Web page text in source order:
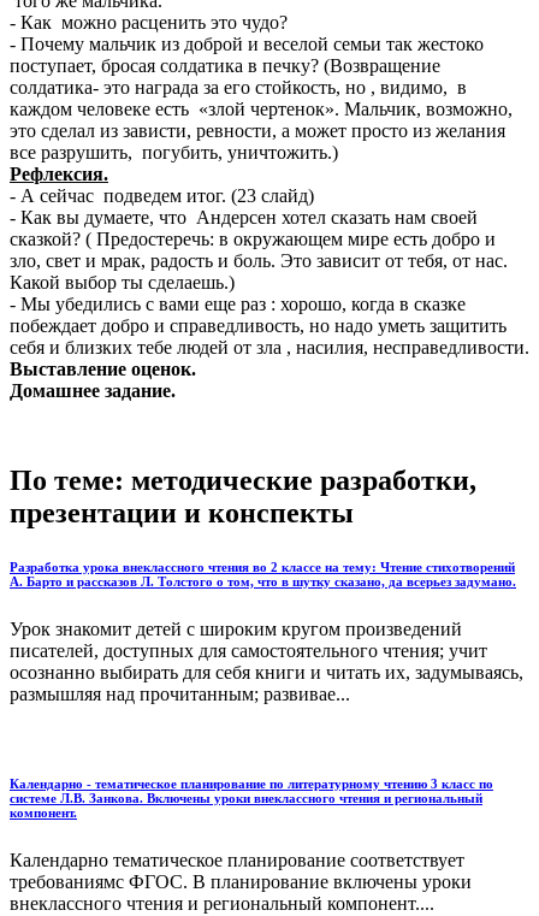
- Как можно расценить это чудо?
- Почему мальчик из доброй и веселой семьи так жестоко
поступает, бросая солдатика в печку? (Возвращение
солдатика- это награда за его стойкость, но , видимо, в
каждом человеке есть «злой чертенок». Мальчик, возможно,
это сделал из зависти, ревности, а может просто из желания
все разрушить, погубить, уничтожить.)
Рефлексия.
- А сейчас подведем итог. (23 слайд)
- Как вы думаете, что Андерсен хотел сказать нам своей
сказкой? ( Предостеречь: в окружающем мире есть добро и
зло, свет и мрак, радость и боль. Это зависит от тебя, от нас.
Какой выбор ты сделаешь.)
- Мы убедились с вами еще раз : хорошо, когда в сказке
побеждает добро и справедливость, но надо уметь защитить
себя и близких тебе людей от зла , насилия, несправедливости.
Выставление оценок.
Домашнее задание.
По теме: методические разработки,
презентации и конспекты
Разработка урока внеклассного чтения во 2 классе на тему: Чтение стихотворений
А. Барто и рассказов Л. Толстого о том, что в шутку сказано, да всерьез задумано.
Урок знакомит детей с широким кругом произведений
писателей, доступных для самостоятельного чтения; учит
осознанно выбирать для себя книги и читать их, задумываясь,
размышляя над прочитанным; развивае...
Календарно - тематическое планирование по литературному чтению 3 класс по
системе Л.В. Занкова. Включены уроки внеклассного чтения и региональный
компонент.
Календарно тематическое планирование соответствует
требованиямс ФГОС. В планирование включены уроки
внеклассного чтения и региональный компонент....